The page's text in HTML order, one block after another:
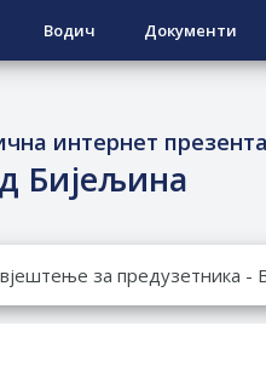
Водич Документи
интернет
Бијељина
ПОЗИВ ЗА ПРИЈАВУ
КОНКУРС ЗА ДОДЈЕЛУ